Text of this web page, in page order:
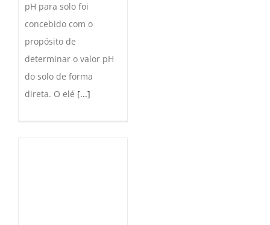
pH para solo foi
concebido com o
propósito de
determinar o valor pH
do solo de forma
direta. O elé [...]